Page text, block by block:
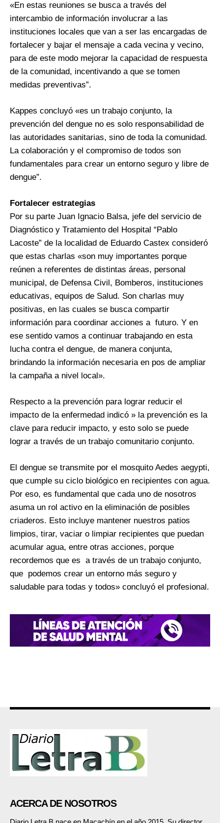
«En estas reuniones se busca a través del
intercambio de información involucrar a las
instituciones locales que van a ser las encargadas de
fortalecer y bajar el mensaje a cada vecina y vecino,
para de este modo mejorar la capacidad de respuesta
de la comunidad, incentivando a que se tomen
medidas preventivas”.
Kappes concluyó «es un trabajo conjunto, la
prevención del dengue no es solo responsabilidad de
las autoridades sanitarias, sino de toda la comunidad.
La colaboración y el compromiso de todos son
fundamentales para crear un entorno seguro y libre de
dengue”.
Fortalecer estrategias
Por su parte Juan Ignacio Balsa, jefe del servicio de
Diagnóstico y Tratamiento del Hospital “Pablo
Lacoste” de la localidad de Eduardo Castex consideró
que estas charlas «son muy importantes porque
reúnen a referentes de distintas áreas, personal
municipal, de Defensa Civil, Bomberos, instituciones
educativas, equipos de Salud. Son charlas muy
positivas, en las cuales se busca compartir
información para coordinar acciones a futuro. Y en
ese sentido vamos a continuar trabajando en esta
lucha contra el dengue, de manera conjunta,
brindando la información necesaria en pos de ampliar
la campaña a nivel local».
Respecto a la prevención para lograr reducir el
impacto de la enfermedad indicó » la prevención es la
clave para reducir impacto, y esto solo se puede
lograr a través de un trabajo comunitario conjunto.
El dengue se transmite por el mosquito Aedes aegypti,
que cumple su ciclo biológico en recipientes con agua.
Por eso, es fundamental que cada uno de nosotros
asuma un rol activo en la eliminación de posibles
criaderos. Esto incluye mantener nuestros patios
limpios, tirar, vaciar o limpiar recipientes que puedan
acumular agua, entre otras acciones, porque
recordemos que es a través de un trabajo conjunto,
que podemos crear un entorno más seguro y
saludable para todas y todos» concluyó el profesional.
ACERCA DE NOSOTROS